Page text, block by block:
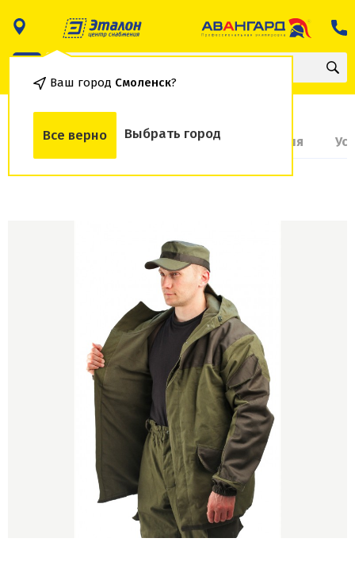
Ваш город Смоленск?
Все верно Выбрать город
О товаре Доставка и оплата Гарантия